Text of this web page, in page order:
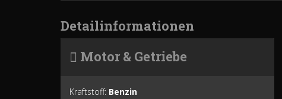
Detailinformationen
Motor & Getriebe
Kraftstoff: Benzin